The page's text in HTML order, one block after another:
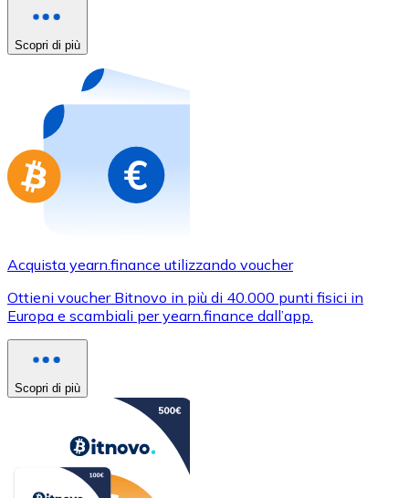
Negozio - Carte regalo
Nuovo
Acquista gift card dei tuoi marchi preferiti con
Vai al negozio di carte regalo
Scopri di più
Acquista yearn.finance utilizzando voucher
Ottieni voucher Bitnovo in più di 40.000 punti fisici in
Europa e scambiali per yearn.finance dall’app.
Scopri di più